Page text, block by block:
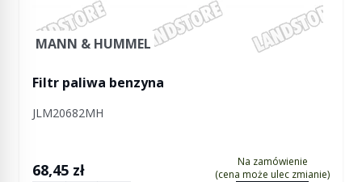
MANN & HUMMEL
Filtr paliwa benzyna
JLM20682MH
68,45 zł
Na zamówienie
(cena może ulec zmianie)